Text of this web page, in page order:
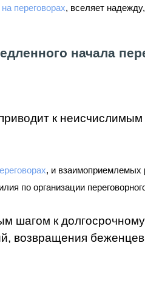
на переговорах, вселяет
начала
к
, и взаимоприемлемых
по организации
шагом к
возвращения